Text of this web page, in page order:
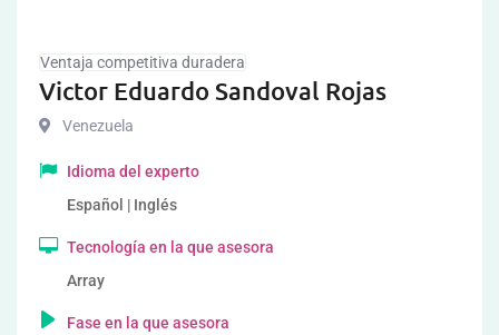
Ventaja competitiva duradera
Victor Eduardo Sandoval Rojas
Venezuela
Idioma del experto
Español | Inglés
Tecnología en la que asesora
Array
Fase en la que asesora